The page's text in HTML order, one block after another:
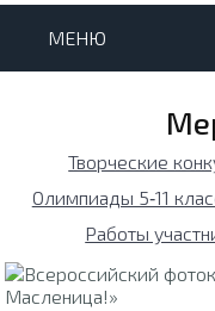
МЕНЮ
Творческие
Олимпиады 5‑11
Работы